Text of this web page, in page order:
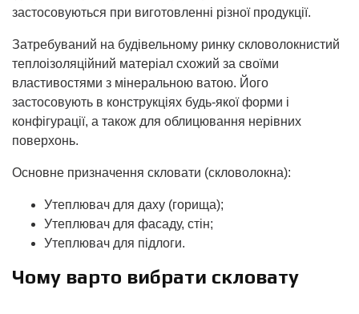
застосовуються при виготовленні різної продукції.
Затребуваний на будівельному ринку скловолокнистий
теплоізоляційний матеріал схожий за своїми
властивостями з мінеральною ватою. Його
застосовують в конструкціях будь-якої форми і
конфігурації, а також для облицювання нерівних
поверхонь.
Основне призначення скловати (скловолокна):
Утеплювач для даху (горища);
Утеплювач для фасаду, стін;
Утеплювач для підлоги.
Чому варто вибрати скловату